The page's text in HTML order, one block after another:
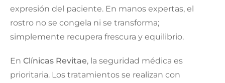
expresión del paciente. En manos expertas, el
rostro no se congela ni se transforma;
simplemente recupera frescura y equilibrio.
En Clínicas Revitae, la seguridad médica es
prioritaria. Los tratamientos se realizan con